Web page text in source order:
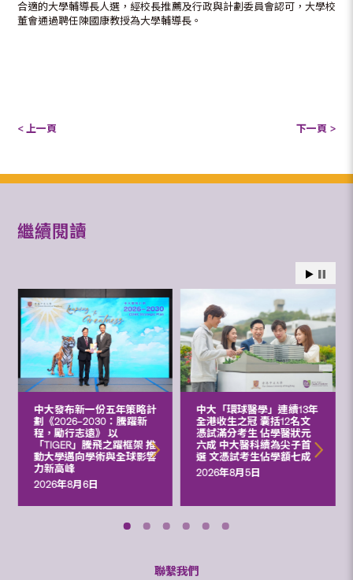
合適的大學輔導長人選，經校長推薦及行政與計劃委員會認可，大學校
董會通過聘任陳國康教授為大學輔導長。
< 上一頁 下一頁 >
繼續閱讀
中大發布新一份五年策略計
劃《2026‒2030：騰躍新
程，勵行志遠》 以
「TIGER」騰飛之躍框架 推
動大學邁向學術與全球影響
力新高峰
2026年8月6日
中大「環球醫學」連續13年
全港收生之冠 囊括12名文
憑試滿分考生 佔學醫狀元
六成 中大醫科續為尖子首
選 文憑試考生佔學額七成
2026年8月5日
聯繫我們